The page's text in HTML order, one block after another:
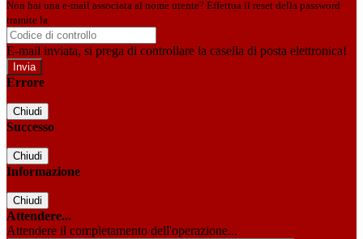
Non hai una e-mail associata al nome utente? Effettua il reset della password
tramite la
E-mail inviata, si prega di controllare la casella di posta elettronica!
Errore
Chiudi
Successo
Chiudi
Informazione
Chiudi
Attendere...
Attendere il completamento dell'operazione...